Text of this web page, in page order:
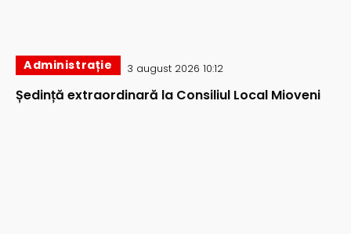
Administrație 3 august 2026 10:12
Ședință extraordinară la Consiliul Local Mioveni